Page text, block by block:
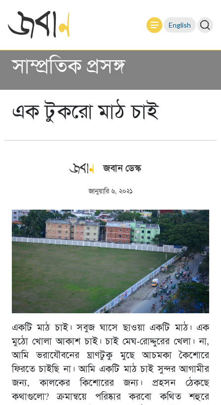
English
সাম্প্রতিক প্রসঙ্গ
এক টুকরো মাঠ চাই
জবান ডেস্ক
জানুয়ারি ৬, ২০২১
একটি মাঠ চাই। সবুজ ঘাসে ছাওয়া একটি মাঠ। এক
মুঠো খোলা আকাশ চাই। চাই মেঘ-রােদ্দুরের খেলা। না,
আমি ভরাযৌবনের ঘ্রাণটুকু মুছে আচমকা কৈশােরে
ফিরতে চাইছি না। আমি একটি মাঠ চাই সুন্দর আগামীর
জন্য, কালকের কিশোরের জন্য। প্রহসন ঠেকছে
কথাগুলো? ক্রমান্বয়ে পরিষ্কার করবো কথিত শহুরে